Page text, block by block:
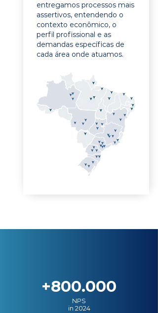
entregamos processos mais
assertivos, entendendo o
contexto econômico, o
perfil profissional e as
demandas específicas de
cada área onde atuamos.
+800.000
NPS
in 2024